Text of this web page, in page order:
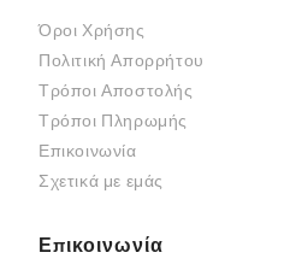
Όροι Χρήσης
Πολιτική Απορρήτου
Τρόποι Αποστολής
Τρόποι Πληρωμής
Επικοινωνία
Σχετικά με εμάς
Επικοινωνία